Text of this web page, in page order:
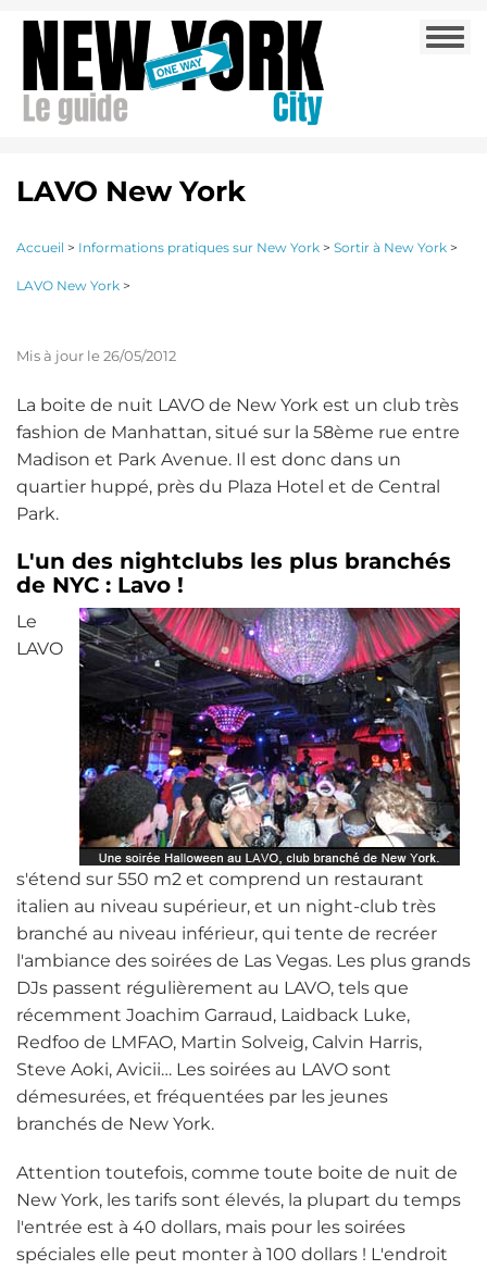
Aller
contenu
principal
LAVO New York
Accueil > Informations pratiques sur New York > Sortir à New York >
LAVO New York >
Mis à jour le 26/05/2012
La boite de nuit LAVO de New York est un club très
fashion de Manhattan, situé sur la 58ème rue entre
Madison et Park Avenue. Il est donc dans un
quartier huppé, près du Plaza Hotel et de Central
Park.
L'un des nightclubs les plus branchés
de NYC : Lavo !
Le
LAVO
s'étend sur 550 m2 et comprend un restaurant
italien au niveau supérieur, et un night-club très
branché au niveau inférieur, qui tente de recréer
l'ambiance des soirées de Las Vegas. Les plus grands
DJs passent régulièrement au LAVO, tels que
récemment Joachim Garraud, Laidback Luke,
Redfoo de LMFAO, Martin Solveig, Calvin Harris,
Steve Aoki, Avicii… Les soirées au LAVO sont
démesurées, et fréquentées par les jeunes
branchés de New York.
Attention toutefois, comme toute boite de nuit de
New York, les tarifs sont élevés, la plupart du temps
l'entrée est à 40 dollars, mais pour les soirées
spéciales elle peut monter à 100 dollars ! L'endroit